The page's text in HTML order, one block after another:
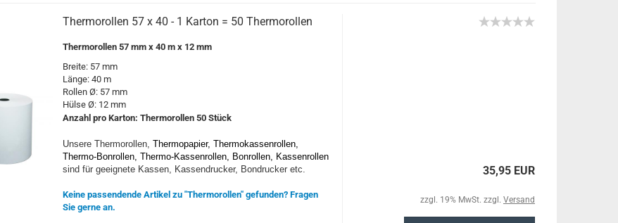
Thermorollen 57 x 40 - 1 Karton = 50 Thermorollen
Thermorollen 57 mm x 40 m x 12 mm
Breite: 57 mm
Länge: 40 m
Rollen Ø: 57 mm
Hülse Ø: 12 mm
Anzahl pro Karton: Thermorollen 50 Stück
Unsere Thermorollen, Thermopapier, Thermokassenrollen,
Thermo-Bonrollen, Thermo-Kassenrollen, Bonrollen, Kassenrollen
sind für geeignete Kassen, Kassendrucker, Bondrucker etc.
Keine passendende Artikel zu "Thermorollen" gefunden? Fragen
Sie gerne an.
35,95 EUR
zzgl. 19% MwSt. zzgl. Versand